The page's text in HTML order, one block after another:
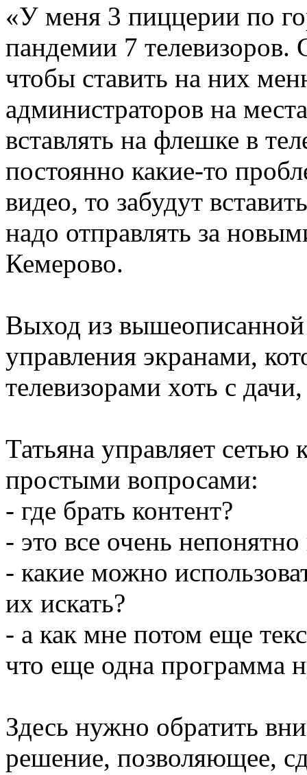
«У меня 3 пиццерии по
пандемии 7
чтобы ставить на них
администраторов на
вставлять на флешке в
постоянно какие-то
видео, то забудут
надо отправлять за
Кемерово.
Выход из вышеописанной
управления экранами,
телевизорами хоть с
Татьяна управляет сетью
простыми вопросами:
- где брать контент?
- это все очень
- какие можно
их искать?
- а как мне потом еще
что еще одна программа
Здесь нужно обратить
решение, позволяющее,